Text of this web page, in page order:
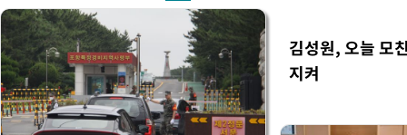
김성원, 오늘 모
지켜